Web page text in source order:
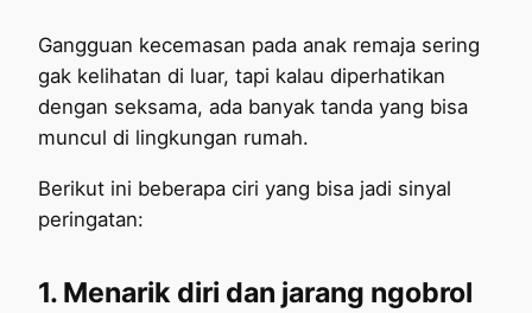
Gangguan kecemasan pada anak remaja sering
gak kelihatan di luar, tapi kalau diperhatikan
dengan seksama, ada banyak tanda yang bisa
muncul di lingkungan rumah.
Berikut ini beberapa ciri yang bisa jadi sinyal
peringatan:
1. Menarik diri dan jarang ngobrol